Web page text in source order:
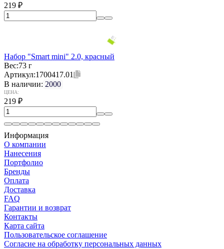
219 ₽
Набор "Smart mini" 2.0, красный
Вес:73 г
Артикул:1700417.01
В наличии: 2000
ЦЕНА:
219 ₽
Информация
О компании
Нанесения
Портфолио
Бренды
Оплата
Доставка
FAQ
Гарантии и возврат
Контакты
Карта сайта
Пользовательское соглашение
Согласие на обработку персональных данных